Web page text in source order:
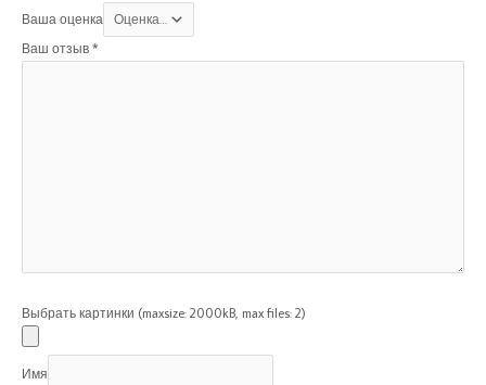
Ваша оценка
Ваш отзыв *
Выбрать картинки (maxsize: 2000kB, max files: 2)
Имя